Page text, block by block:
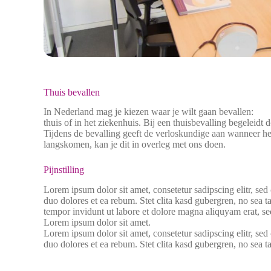
Thuis bevallen
In Nederland mag je kiezen waar je wilt gaan bevallen:
thuis of in het ziekenhuis. Bij een thuisbevalling begeleidt
Tijdens de bevalling geeft de verloskundige aan wanneer
langskomen, kan je dit in overleg met ons doen.
Pijnstilling
Lorem ipsum dolor sit amet, consetetur sadipscing elitr,
duo dolores et ea rebum. Stet clita kasd gubergren, no
tempor invidunt ut labore et dolore magna aliquyam erat,
Lorem ipsum dolor sit amet.
Lorem ipsum dolor sit amet, consetetur sadipscing elitr,
duo dolores et ea rebum. Stet clita kasd gubergren, no